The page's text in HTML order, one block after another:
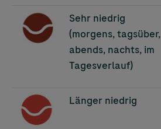
Image
Sehr niedrig
(morgens, tagsüber,
abends, nachts, im
Tagesverlauf)
Image Länger niedrig